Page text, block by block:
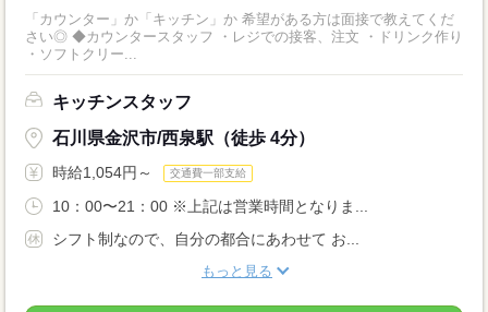
「カウンター」か「キッチン」か 希望がある方は面接で教えてくだ
さい◎ ◆カウンタースタッフ ・レジでの接客、注文 ・ドリンク作り
・ソフトクリー...
キッチンスタッフ
石川県金沢市/西泉駅（徒歩 4分）
時給1,054円～ 交通費一部支給
10：00〜21：00 ※上記は営業時間となりま...
シフト制なので、自分の都合にあわせて お...
もっと見る